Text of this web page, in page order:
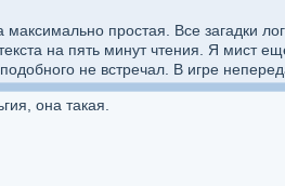
максимально простая. Все загадки
на пять минут чтения. Я мист
подобного не встречал. В игре
она такая.